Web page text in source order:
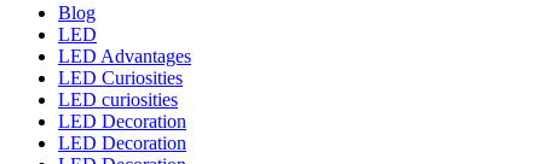
Blog
LED
LED Advantages
LED Curiosities
LED curiosities
LED Decoration
LED Decoration